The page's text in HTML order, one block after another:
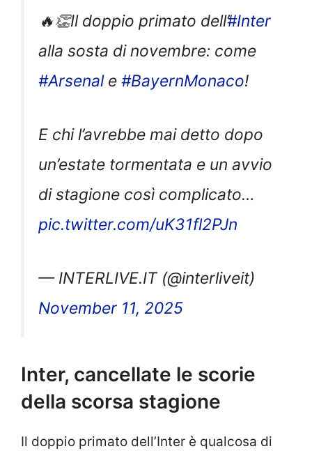
🔥👏Il doppio primato dell’#Inter
alla sosta di novembre: come
#Arsenale #BayernMonaco!
E chi l’avrebbe mai detto dopo
un’estate tormentata e un avvio
di stagione così complicato…
pic.twitter.com/uK31fl2PJn
— INTERLIVE.IT (@interliveit)
November 11, 2025
Inter, cancellate le scorie
della scorsa stagione
Il doppio primato dell’Inter è qualcosa di